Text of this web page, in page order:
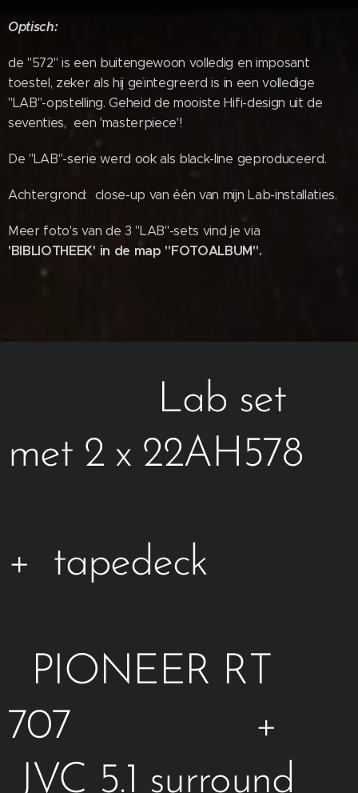
Optisch:
de "572" is een buitengewoon volledig en imposant
toestel, zeker als hij geïntegreerd is in een volledige
"LAB"-opstelling. Geheid de mooiste Hifi-design uit de
seventies, een 'masterpiece'!
De "LAB"-serie werd ook als black-line geproduceerd.
Achtergrond: close-up van één van mijn Lab-installaties.
Meer foto's van de 3 "LAB"-sets vind je via
'BIBLIOTHEEK' in de map "FOTOALBUM".
Lab set
met 2 x 22AH578
+ tapedeck
PIONEER RT
707 +
JVC 5.1 surround